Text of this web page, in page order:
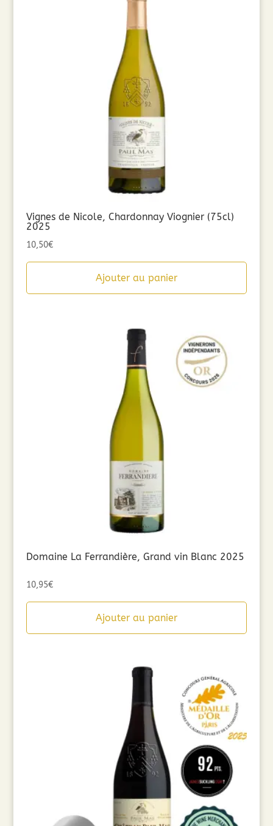
Vignes de Nicole, Chardonnay Viognier (75cl)
2025
10,50€
Ajouter au panier
Domaine La Ferrandière, Grand vin Blanc 2025
10,95€
Ajouter au panier